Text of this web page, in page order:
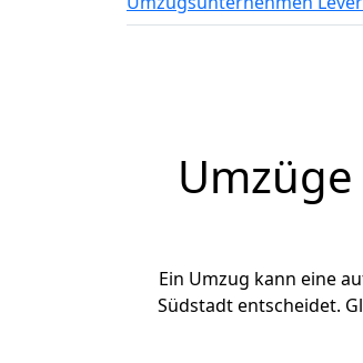
Ein Umzug kann eine
Südstadt entscheidet.